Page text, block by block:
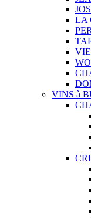
LA
VINS à